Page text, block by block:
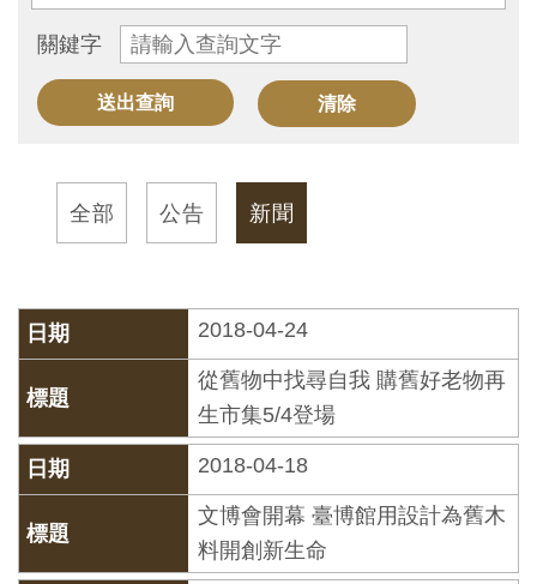
參
觀
資
訊
育
活
動
出
關鍵字
全部 公告 新聞
2018-04-24
從舊物中找尋自我 購舊好老物再
生市集5/4登場
2018-04-18
文博會開幕 臺博館用設計為舊木
料開創新生命